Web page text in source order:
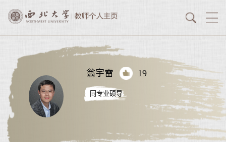
翁宇雷 19
同专业硕导